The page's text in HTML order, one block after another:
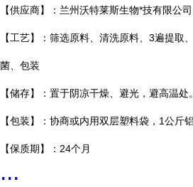
【供应商】：兰州沃特莱斯生物*技有限公司
【工艺】：筛选原料、清洗原料、3遍提取
菌、包装
【储存】：置于阴凉干燥、避光，避高温处。
【包装】：协商或内用双层塑料袋，1公斤
【保质期】：24个月
...